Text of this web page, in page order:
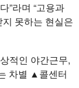
”라며 “고용과
못하는 현실은
적인 야간근무,
차별 ▲콜센터